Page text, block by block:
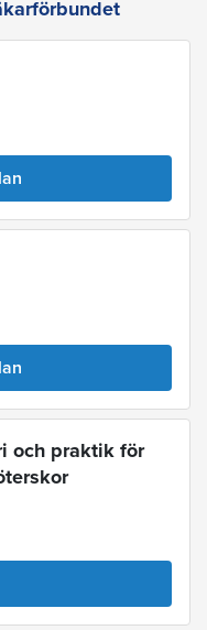
och praktik för